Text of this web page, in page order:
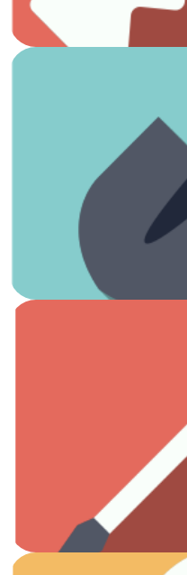
¡Es hora
Todas las